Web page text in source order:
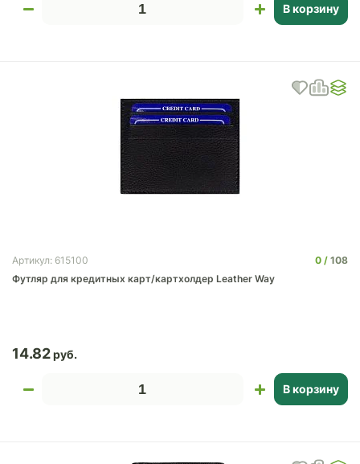
В корзину
Артикул: 615100 0
108
Футляр для кредитных карт/картхолдер Leather Way
14.82
В корзину